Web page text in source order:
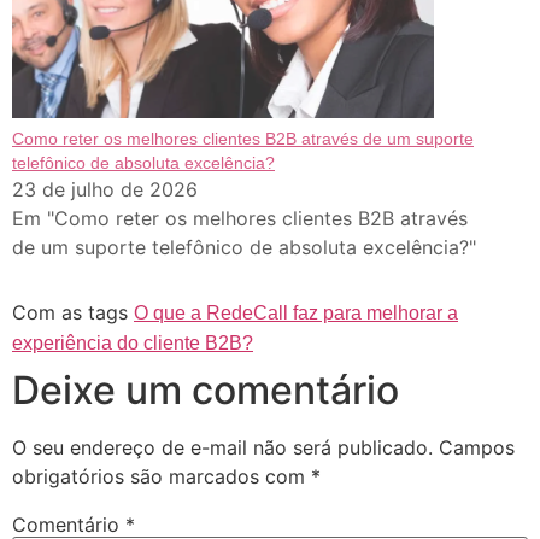
Como reter os melhores clientes B2B através de um suporte
telefônico de absoluta excelência?
23 de julho de 2026
Em "Como reter os melhores clientes B2B através
de um suporte telefônico de absoluta excelência?"
Com as tags O que a RedeCall faz para melhorar a
experiência do cliente B2B?
Deixe um comentário
O seu endereço de e-mail não será publicado. Campos
obrigatórios são marcados com *
Comentário *